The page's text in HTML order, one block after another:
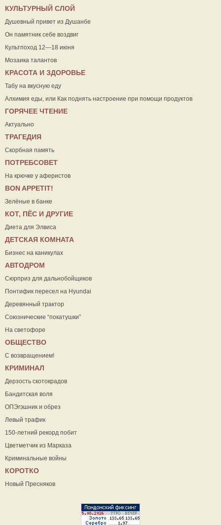
КУЛЬТУРНЫЙ СЛОЙ
Душевный привет из Душанбе
Он памятник себе воздвиг
Культпоход 12—18 июня
Мозаика талантов
КРАСОТА И ЗДОРОВЬЕ
Табу на вкусную еду
Алхимия еды, или Как поднять настроение при помощи продуктов
ГОРЯЧЕЕ ЧТЕНИЕ
Актуально
ТРАГЕДИЯ
Скорбная память
ПОТРЕБСОВЕТ
На крючке у аферистов
ВON APPETIT!
Зелёные в банке
КОТ, ПЁС И ДРУГИЕ
Диета для Элвиса
ДЕТСКАЯ КОМНАТА
Бизнес на каникулах
АВТОДРОМ
Сюрприз для дальнобойщиков
Понтифик пересел на Hyundai
Деревянный трактор
Союзнические “покатушки”
На светофоре
ОБЩЕСТВО
С возвращением!
КРИМИНАЛ
Дерзость скотокрадов
Бандитская воля
ОПЭгэшник и обрез
Левый трафик
150-летний рекорд побит
Цветметчик из Марказа
Криминальные войны
КОРОТКО
Новый Пресняков